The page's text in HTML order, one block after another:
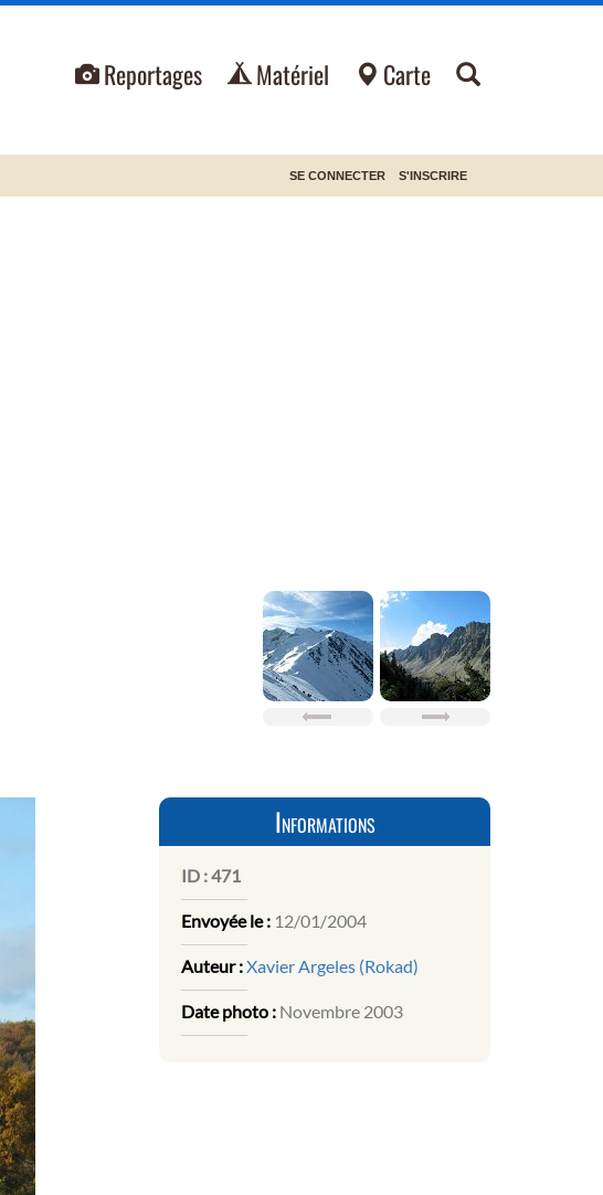
Reportages Matériel Carte
SE CONNECTER S'INSCRIRE
Informations
ID :471
Envoyée le : 12/01/2004
Auteur :Xavier Argeles (Rokad)
Date photo : Novembre 2003